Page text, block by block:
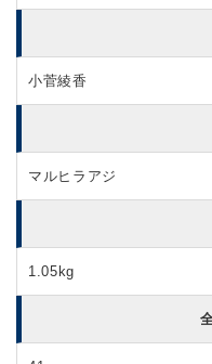
小菅綾香
マルヒラアジ
1.05kg